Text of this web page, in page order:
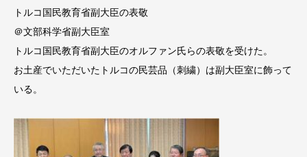
トルコ国民教育省副大臣の表敬
＠文部科学省副大臣室
トルコ国民教育省副大臣のオルファン氏らの表敬を受けた。
お土産でいただいたトルコの民芸品（刺繍）は副大臣室に飾って
いる。